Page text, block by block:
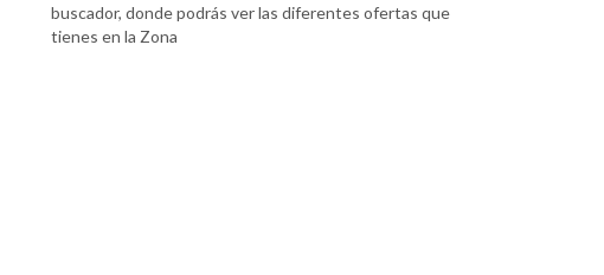
buscador, donde podrás ver las diferentes ofertas que
tienes en la Zona